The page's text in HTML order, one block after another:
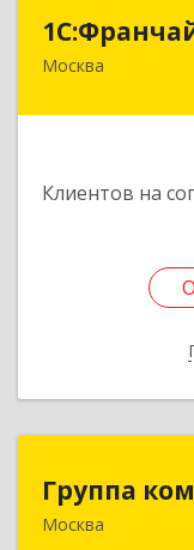
Москва
Клиентов на
111020,
Группа
Москва101000,